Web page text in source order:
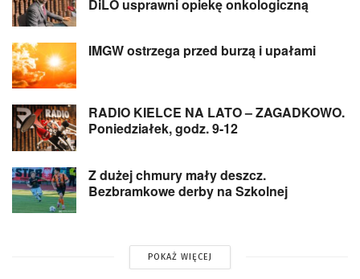
DiLO usprawni opiekę onkologiczną
IMGW ostrzega przed burzą i upałami
RADIO KIELCE NA LATO – ZAGADKOWO.
Poniedziałek, godz. 9-12
Z dużej chmury mały deszcz.
Bezbramkowe derby na Szkolnej
POKAŻ WIĘCEJ